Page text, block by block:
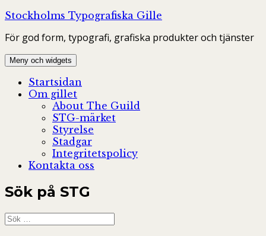
Hoppa
innehåll
Stockholms Typografiska Gille
För god form, typografi, grafiska produkter och tjänster
Meny och widgets
Startsidan
Om gillet
About The Guild
STG-märket
Styrelse
Stadgar
Integritetspolicy
Kontakta oss
Sök på STG
Sök
efter: